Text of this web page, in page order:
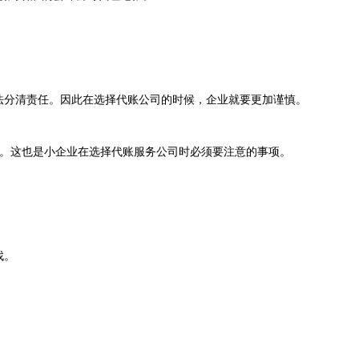
清责任。因此在选择代账公司的时候，企业就要更加谨慎。
也是小企业在选择代账服务公司时必须要注意的事项。